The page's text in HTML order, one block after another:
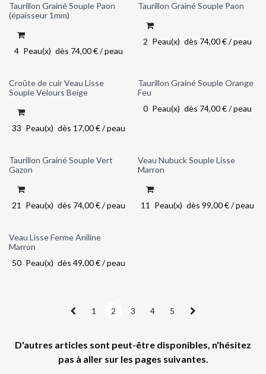
Taurillon Grainé Souple Paon
(épaisseur 1mm)
4 Peau(x) dès 74,00€/peau
Taurillon Grainé Souple Paon
2 Peau(x) dès 74,00€/peau
Croûte de cuir Veau Lisse
Souple Velours Beige
33 Peau(x) dès 17,00€/peau
Out of stock
Taurillon Grainé Souple Orange
Feu
0 Peau(x) dès 74,00€/peau
Taurillon Grainé Souple Vert
Gazon
21 Peau(x) dès 74,00€/peau
Veau Nubuck Souple Lisse
Marron
11 Peau(x) dès 99,00€/peau
Veau Lisse Ferme Aniline
Marron
50 Peau(x) dès 49,00€/peau
1 2 3 4 5
D'autres articles sont peut-être disponibles, n'hésitez
pas à aller sur les pages suivantes.